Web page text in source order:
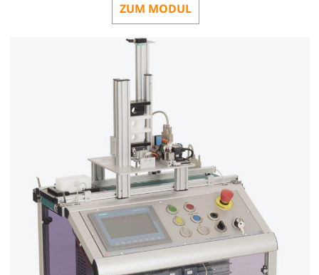
SO6200-2U
QuickChart IMS 6 Mechatronisches Subsystem
Prüfen
ZUM MODUL